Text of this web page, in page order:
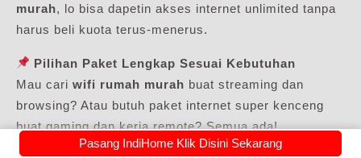
murah, lo bisa dapetin akses internet unlimited tanpa
harus beli kuota terus-menerus.
Pilihan Paket Lengkap Sesuai Kebutuhan
Mau cari wifi rumah murah buat streaming dan
browsing? Atau butuh paket internet super kenceng
buat gaming dan kerja remote? Semua ada!
Pasang IndiHome Klik Disini Sekarang